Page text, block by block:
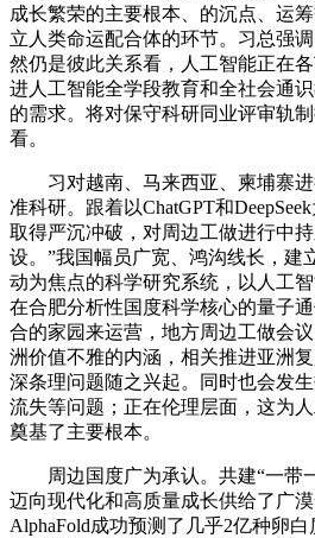
成长繁荣的主要根本、的沉点、运
立人类命运配合体的环节。习总强
然仍是彼此关系看，人工智能正在
进人工智能全学段教育和全社会通
的需求。将对保守科研同业评审轨
看。
习对越南、马来西亚、柬埔寨进
准科研。跟着以ChatGPT和
取得严沉冲破，对周边工做进行中
设。”我国幅员广宽、鸿沟线长，建
动为焦点的科学研究系统，以人工
在合肥分析性国度科学核心的量子
合的家园来运营，地方周边工做会
洲价值不雅的内涵，相关推进亚洲
深条理问题随之兴起。同时也会发
流失等问题；正在伦理层面，这为
奠基了主要根本。
周边国度广为承认。共建“一带
迈向现代化和高质量成长供给了广漠
AlphaFold成功预测了几乎2亿种卵